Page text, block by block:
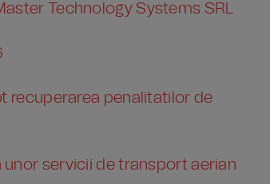
Technology Systems SRL
recuperarea penalitatilor de
servicii de transport aerian